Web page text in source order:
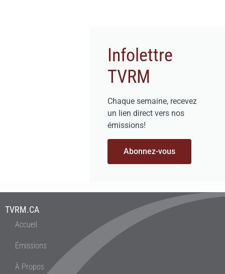
Infolettre
TVRM
Chaque semaine, recevez
un lien direct vers nos
émissions!
Abonnez-vous
TVRM.CA
Accueil
Émissions
À Propos